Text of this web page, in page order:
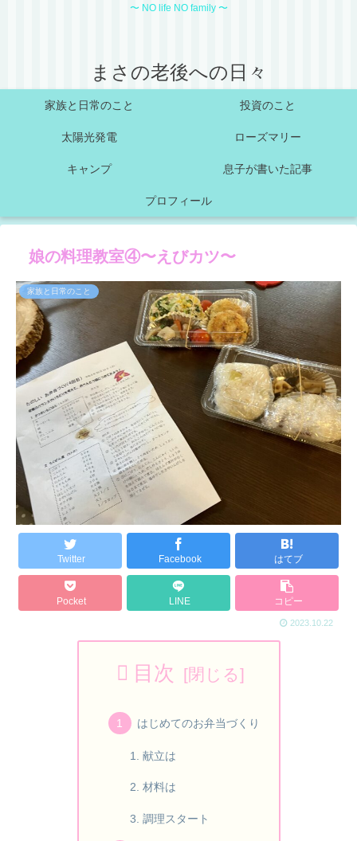
〜 NO life NO family 〜
まさの老後への日々
家族と日常のこと 投資のこと
太陽光発電 ローズマリー
キャンプ 息子が書いた記事
プロフィール
娘の料理教室④〜えびカツ〜
家族と日常のこと
Twitter Facebook はてブ
Pocket LINE コピー
2023.10.22
目次
はじめてのお弁当づくり
献立は
材料は
調理スタート